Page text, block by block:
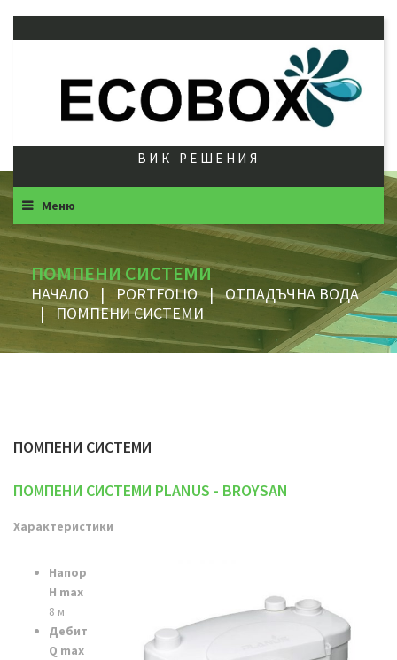
ВИК РЕШЕНИЯ
Меню
ПОМПЕНИ СИСТЕМИ
НАЧАЛО | PORTFOLIO | ОТПАДЪЧНА ВОДА
|
ПОМПЕНИ СИСТЕМИ
ПОМПЕНИ СИСТЕМИ
ПОМПЕНИ СИСТЕМИ PLANUS - BROYSAN
Характеристики
Напор
H max
8 м
Дебит
Q max